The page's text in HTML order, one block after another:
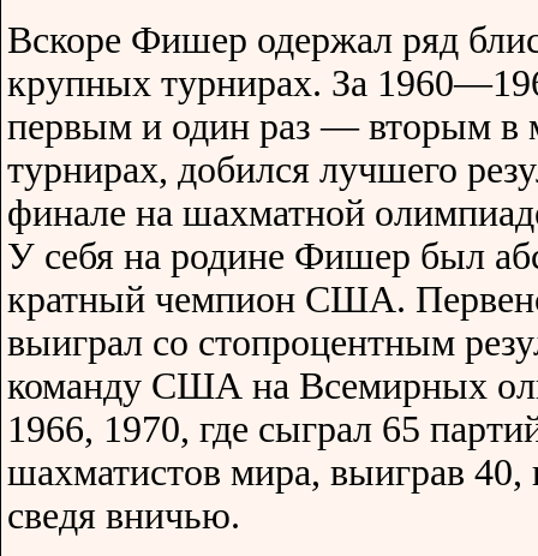
Вскоре Фишер одержал ряд
крупных турнирах. За
первым и один раз — вторым в
турнирах, добился лучшего
финале на шахматной
У себя на родине Фишер был
кратный чемпион США.
выиграл со стопроцентным
команду США на Всемирных
1966, 1970, где сыграл 65
шахматистов мира, выиграв 40,
сведя вничью.